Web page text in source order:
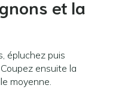
et la
épluchez puis
Coupez ensuite la
moyenne.